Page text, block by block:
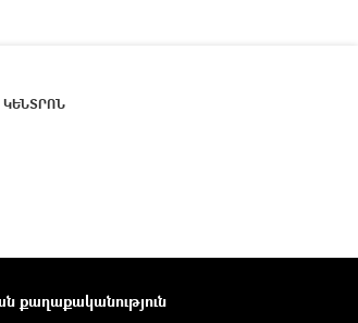
քաղաքականություն